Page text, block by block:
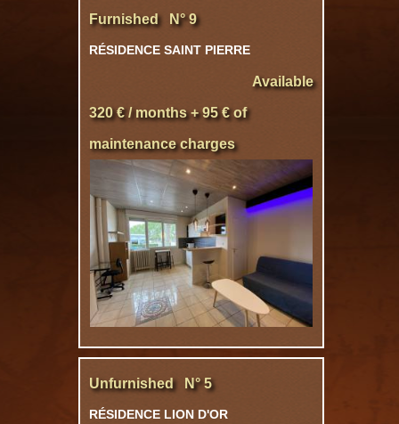
Furnished N° 9
RÉSIDENCE SAINT PIERRE
Available
320 € / months + 95 € of
maintenance charges
Unfurnished N° 5
RÉSIDENCE LION D'OR